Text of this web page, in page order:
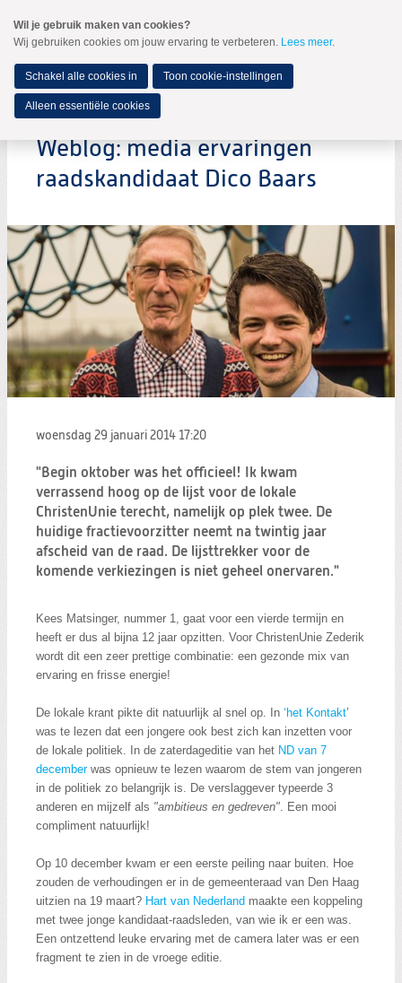
naar
Spring
de
inhoud
Spring
naar
hoofdmenu
MENU
Weblog: media ervaringen
raadskandidaat Dico Baars
woensdag 29 januari 2014 17:20
"Begin oktober was het officieel! Ik kwam
verrassend hoog op de lijst voor de lokale
ChristenUnie terecht, namelijk op plek twee. De
huidige fractievoorzitter neemt na twintig jaar
afscheid van de raad. De lijsttrekker voor de
komende verkiezingen is niet geheel onervaren."
Kees Matsinger, nummer 1, gaat voor een vierde termijn en
heeft er dus al bijna 12 jaar opzitten. Voor ChristenUnie Zederik
wordt dit een zeer prettige combinatie: een gezonde mix van
ervaring en frisse energie!
De lokale krant pikte dit natuurlijk al snel op. In ‘het Kontakt’
was te lezen dat een jongere ook best zich kan inzetten voor
de lokale politiek. In de zaterdageditie van het ND van 7
december was opnieuw te lezen waarom de stem van jongeren
in de politiek zo belangrijk is. De verslaggever typeerde 3
anderen en mijzelf als "ambitieus en gedreven" . Een mooi
compliment natuurlijk!
Op 10 december kwam er een eerste peiling naar buiten. Hoe
zouden de verhoudingen er in de gemeenteraad van Den Haag
uitzien na 19 maart? Hart van Nederland maakte een koppeling
met twee jonge kandidaat-raadsleden, van wie ik er een was.
Een ontzettend leuke ervaring met de camera later was er een
fragment te zien in de vroege editie.
Wil je gebruik maken van cookies?
Wij gebruiken cookies om jouw ervaring te verbeteren. Lees meer.
Schakel alle cookies in Toon cookie-instellingen
Alleen essentiële cookies